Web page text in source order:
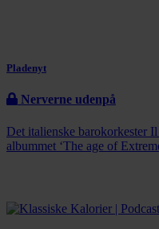
Pladenyt
Nerverne udenpå
Det italienske barokorkester
albummet ‘The age of